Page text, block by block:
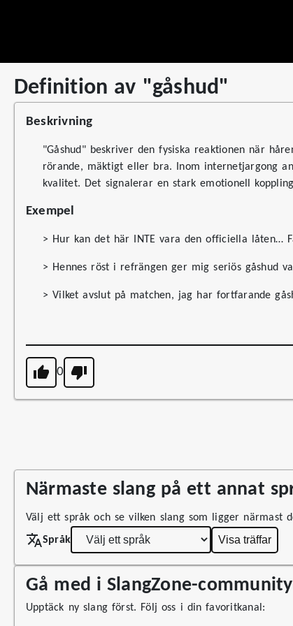
Definition av "gåshud"
Definition av "gåshud"
Stat
Value
Views
4
Definitions 1
First seen
2026
Beskrivning
"Gåshud" beskriver den fysiska reaktionen när
rörande, mäktigt eller bra. Inom internetjargong
kvalitet. Det signalerar en stark emotionell
Exempel
> Hur kan det här INTE vara den officiella låten…
> Hennes röst i refrängen ger mig seriös gåshud
> Vilket avslut på matchen, jag har fortfarande
0
Närmaste slang på ett annat
Välj ett språk och se vilken slang som ligger närmast
Språk
Visa träffar
Gå med i SlangZone-
Upptäck ny slang först. Följ oss i din favoritkanal: